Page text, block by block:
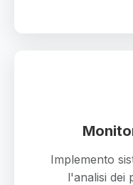
Implemento
l'analisi dei